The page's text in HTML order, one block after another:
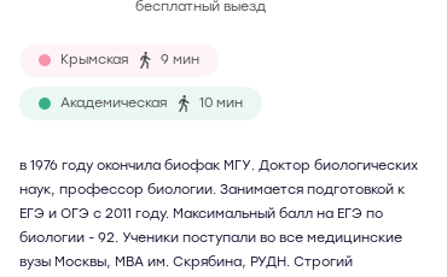
бесплатный выезд
Крымская 9 мин
Академическая 10 мин
в 1976 году окончила биофак МГУ. Доктор биологических
наук, профессор биологии. Занимается подготовкой к
ЕГЭ и ОГЭ с 2011 году. Максимальный балл на ЕГЭ по
биологии - 92. Ученики поступали во все медицинские
вузы Москвы, МВА им. Скрябина, РУДН. Строгий